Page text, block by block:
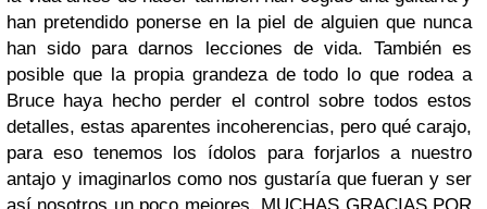
han pretendido ponerse en la piel de alguien que nunca
han sido para darnos lecciones de vida. También es
posible que la propia grandeza de todo lo que rodea a
Bruce haya hecho perder el control sobre todos estos
detalles, estas aparentes incoherencias, pero qué carajo,
para eso tenemos los ídolos para forjarlos a nuestro
antajo y imaginarlos como nos gustaría que fueran y ser